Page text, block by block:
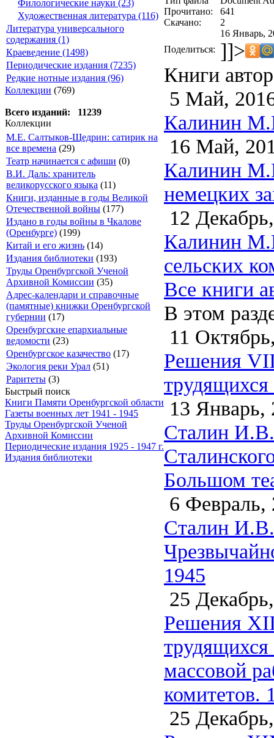
Филологические науки (23)
Художественная литература (116)
Литература универсального
содержания (1)
Краеведение (1498)
Периодические издания (7235)
Редкие нотные издания (96)
Коллекции (769)
Всего изданий: 11239
Коллекции
М.Е. Салтыков-Щедрин: сатирик на
все времена (29)
Театр начинается с афиши (0)
В.И. Даль: хранитель
великорусского языка (11)
Книги, изданные в годы Великой
Отечественной войны (177)
Издано в годы войны в Чкалове
(Оренбурге) (199)
Китай и его жизнь (14)
Издания библиотеки (193)
Труды Оренбургской Ученой
Архивной Комиссии (35)
Адрес-календари и справочные
(памятные) книжки Оренбургской
губернии (17)
Оренбургские епархиальные
ведомости (23)
Оренбургское казачество (17)
Экология реки Урал (51)
Раритеты (3)
Быстрый поиск
Книги Памяти Оренбургской области
Газеты военных лет 1941 - 1945
Труды Оренбургской Ученой
Архивной Комиссии
Периодические издания 1925 - 1947 г.
Издания библиотеки
Прочитано:
641
Скачано:
2
16 Январь,
Поделиться: ]]>
Книги
5 Май,
Калинин
16 Май,
Калинин
немецких
12
Калинин
сельских
Все книги
В этом
11
Решения
трудящихся
13 Январь,
Сталин И.В.
Большом
6 Февраль,
Сталин
1945
25
Решения XII
массовой
комитетов.
25